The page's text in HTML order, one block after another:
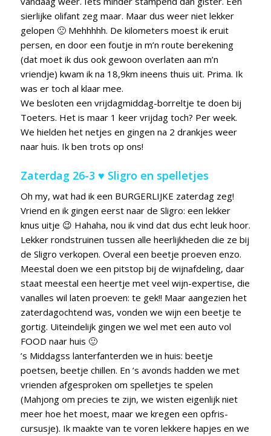
sierlijke olifant zeg maar. Maar dus weer niet lekker
gelopen 🙁 Mehhhhh. De kilometers moest ik eruit
persen, en door een foutje in m’n route berekening
(dat moet ik dus ook gewoon overlaten aan m’n
vriendje) kwam ik na 18,9km ineens thuis uit. Prima. Ik
was er toch al klaar mee.
We besloten een vrijdagmiddag-borreltje te doen bij
Toeters. Het is maar 1 keer vrijdag toch? Per week.
We hielden het netjes en gingen na 2 drankjes weer
naar huis. Ik ben trots op ons!
Zaterdag 26-3 ♥ Sligro en spelletjes
Oh my, wat had ik een BURGERLIJKE zaterdag zeg!
Vriend en ik gingen eerst naar de Sligro: een lekker
knus uitje 😉 Hahaha, nou ik vind dat dus echt leuk hoor.
Lekker rondstruinen tussen alle heerlijkheden die ze bij
de Sligro verkopen. Overal een beetje proeven enzo.
Meestal doen we een pitstop bij de wijnafdeling, daar
staat meestal een heertje met veel wijn-expertise, die
vanalles wil laten proeven: te gek!! Maar aangezien het
zaterdagochtend was, vonden we wijn een beetje te
gortig. Uiteindelijk gingen we wel met een auto vol
FOOD naar huis 🙂
’s Middagss lanterfanterden we in huis: beetje
poetsen, beetje chillen. En ’s avonds hadden we met
vrienden afgesproken om spelletjes te spelen
(Mahjong om precies te zijn, we wisten eigenlijk niet
meer hoe het moest, maar we kregen een opfris-
cursusje). Ik maakte van te voren lekkere hapjes en we